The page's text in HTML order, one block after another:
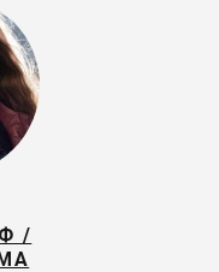
/